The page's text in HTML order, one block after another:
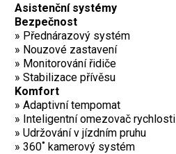
Asistenční systémy
Bezpečnost
» Přednárazový systém
» Nouzové zastavení
» Monitorování řidiče
» Stabilizace přívěsu
Komfort
» Adaptivní tempomat
» Inteligentní omezovač rychlosti
» Udržování v jízdním pruhu
» 360˚ kamerový systém